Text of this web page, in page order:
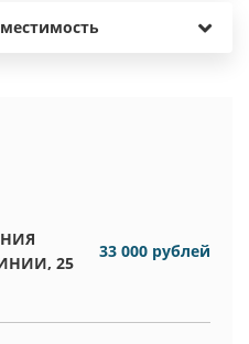
25
33 000 рублей